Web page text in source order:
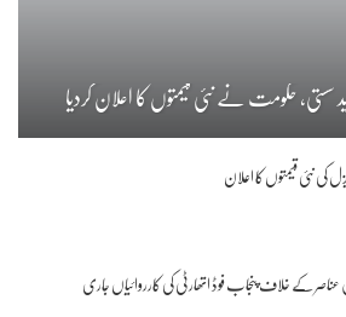
سستی، حکومت نے نئی قیمتوں کا اعلان کردیا
کی نئی قیمتوں کا اعلان
کے خلاف پنجاب فوڈ اتھارٹی کی کارروائیاں جاری